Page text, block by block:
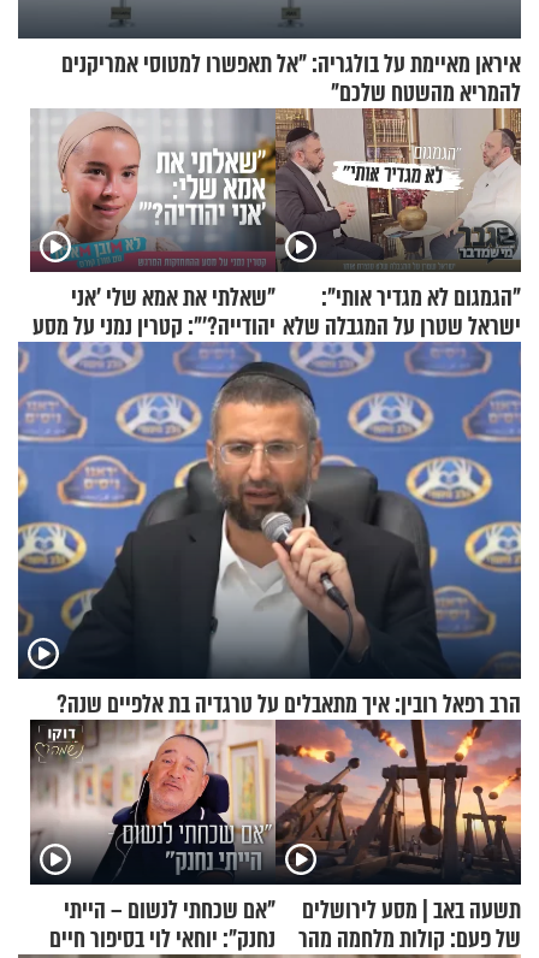
איראן מאיימת על בולגריה: "אל תאפשרו למטוסי אמריקנים
להמריא מהשטח שלכם"
"הגמגום לא מגדיר אותי":
ישראל שטרן על המגבלה שלא
עוצרת אותו
"שאלתי את אמא שלי 'אני
יהודייה?'": קטרין נמני על מסע
ההתחזקות המרגש
הרב רפאל רובין: איך מתאבלים על טרגדיה בת אלפיים שנה?
תשעה באב | מסע לירושלים
של פעם: קולות מלחמה מהר
"אם שכחתי לנשום – הייתי
נחנק": יוחאי לוי בסיפור חיים